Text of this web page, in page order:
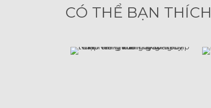
CÓ THỂ BẠN THÍCH